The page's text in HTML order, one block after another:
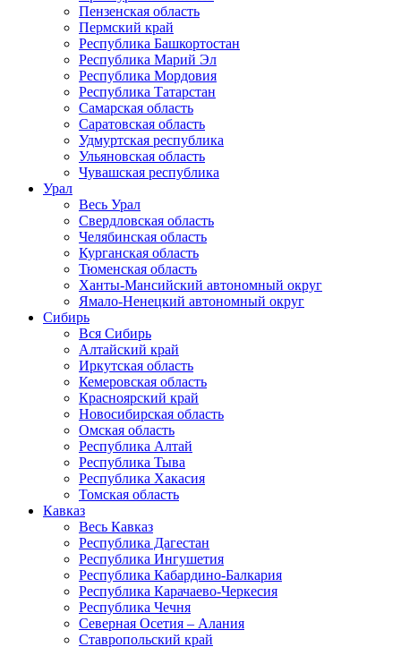
Пензенская область
Пермский край
Республика Башкортостан
Республика Марий Эл
Республика Мордовия
Республика Татарстан
Самарская область
Саратовская область
Удмуртская республика
Ульяновская область
Чувашская республика
Урал
Весь Урал
Свердловская область
Челябинская область
Курганская область
Тюменская область
Ханты-Мансийский автономный округ
Ямало-Ненецкий автономный округ
Сибирь
Вся Сибирь
Алтайский край
Иркутская область
Кемеровская область
Красноярский край
Новосибирская область
Омская область
Республика Алтай
Республика Тыва
Республика Хакасия
Томская область
Кавказ
Весь Кавказ
Республика Дагестан
Республика Ингушетия
Республика Кабардино-Балкария
Республика Карачаево-Черкесия
Республика Чечня
Северная Осетия – Алания
Ставропольский край